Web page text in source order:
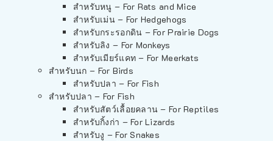
สำหรับหนู – For Rats and Mice
สำหรับเม่น – For Hedgehogs
สำหรับกระรอกดิน – For Prairie Dogs
สำหรับลิง – For Monkeys
สำหรับเมียร์แคท – For Meerkats
สำหรับนก – For Birds
สำหรับปลา – For Fish
สำหรับปลา – For Fish
สำหรับสัตว์เลื้อยคลาน – For Reptiles
สำหรับกิ้งก่า – For Lizards
สำหรับงู – For Snakes